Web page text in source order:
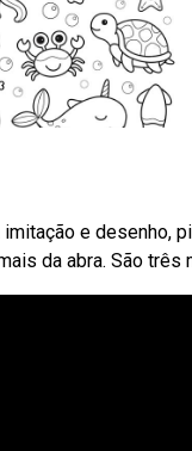
e desenho,
da abra. São